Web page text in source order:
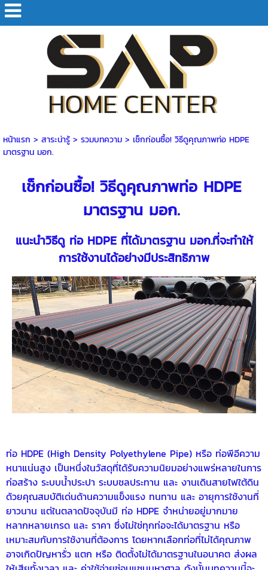
หน้าแรก > สาระน่ารู้ > รวมบทความ> เช็กก่อนซื้อ! วิธีดูคุณภาพท่อ HDPE
มาตรฐาน มอก.
เช็กก่อนซื้อ! วิธีดูคุณภาพท่อ HDPE
มาตรฐาน มอก.
แนะนำวิธีดู ท่อ HDPE ที่ได้มาตรฐาน มอก.ที่จะทำให้
การใช้งานได้อย่างมีประสิทธิภาพ
ท่อ HDPE (High Density Polyethylene Pipe) หรือ ท่อพีอีความ
หนาแน่นสูง เป็นหนึ่งในวัสดุที่ได้รับความนิยมอย่างแพร่หลายในการ
ก่อสร้าง ระบบน้ำประปา ระบบชลประทาน และ งานเดินสายไฟใต้ดิน
ด้วยคุณสมบัติเด่นด้านความแข็งแรง ทนทาน และ อายุการใช้งานที่
ยาวนาน แต่ในตลาดปัจจุบันมี ท่อ HDPE จำหน่ายอยู่มากมาย
หลากหลายเกรด และ ราคา ซึ่งไม่ใช่ทุกท่อจะได้มาตรฐาน หรือ
เหมาะสมกับการใช้งานที่ต้องการ โดยหากเลือกท่อที่ไม่ได้คุณภาพ
อาจเกิดปัญหารั่ว แตก หรือ ติดตั้งไม่ได้มาตรฐานในอนาคต ส่งผล